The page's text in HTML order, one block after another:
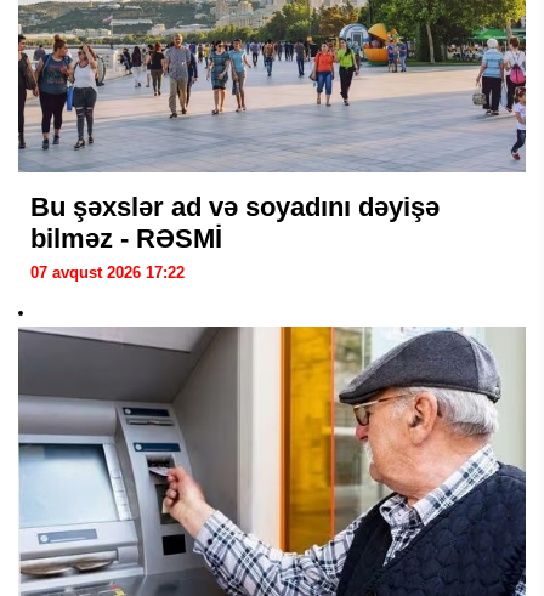
Bu şəxslər ad və soyadını dəyişə
bilməz - RƏSMİ
07 avqust 2026 17:22